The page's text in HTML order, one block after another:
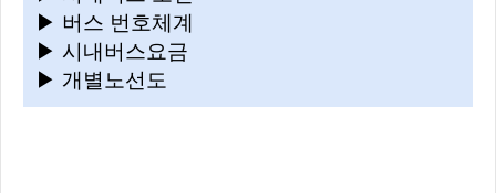
▶ 버스 번호체계
▶ 시내버스요금
▶ 개별노선도